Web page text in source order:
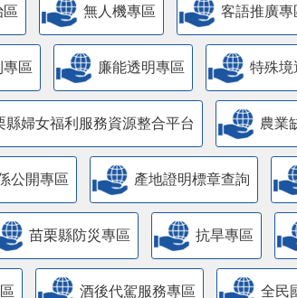
區 無人機專區 客語推廣專
區 廉能透明專區 特殊境
縣婦女福利服務資源整合平台 農業
公開專區 產地證明標章查詢
苗栗縣防災專區 抗旱專區
酒後代駕服務專區 全民